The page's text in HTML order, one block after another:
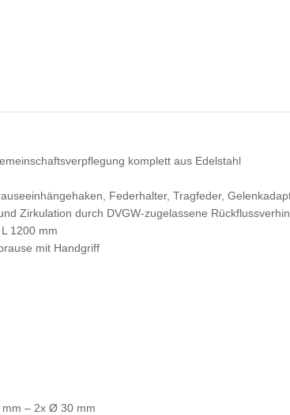
komplett aus Edelstahl
Federhalter, Tragfeder,
Zirkulation durch DVGW-zugelassene
1200 mm
mit Handgriff
mm – 2x Ø 30 mm